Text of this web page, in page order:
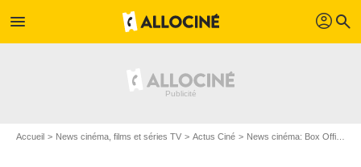
menu profil search
Accueil News cinéma, films et séries TV Actus Ciné News cinéma: Box Office